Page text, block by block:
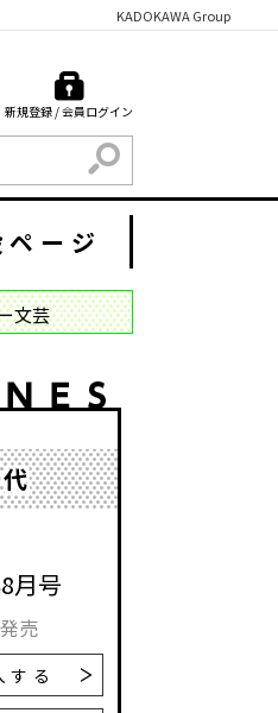
KADOKAWA Group
新規登録 / 会員ログイン
検索
ージ
文芸
月号
売
する